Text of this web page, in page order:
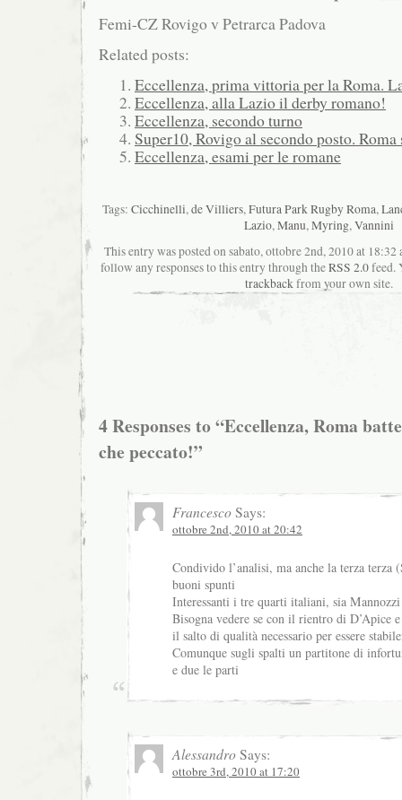
Femi-CZ Rovigo v Petrarca Padova
Related posts:
Eccellenza, prima vittoria per la Roma.
Eccellenza, alla Lazio il derby romano!
Eccellenza, secondo turno
Super10, Rovigo al secondo posto.
Eccellenza, esami per le romane
Tags: Cicchinelli,de Villiers,Futura Park Rugby Roma,
Lazio,Manu,Myring,Vannini
This entry was posted on sabato, ottobre 2nd, 2010 at
follow any responses to this entry through theRSS 2.0feed.
trackbackfrom your own site.
4 Responses to “Eccellenza, Roma
che peccato!”
Francesco Says:
ottobre 2nd, 2010 at 20:42
Condivido l’analisi, ma anche la terza terza
buoni spunti
Interessanti i tre quarti italiani, sia Mannozzi
Bisogna vedere se con il rientro di D’Apice
il salto di qualità necessario per essere
Comunque sugli spalti un partitone di
e due le parti
Alessandro Says:
ottobre 3rd, 2010 at 17:20